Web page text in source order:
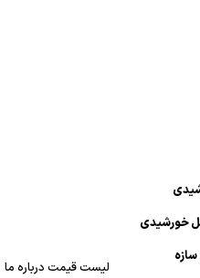
لیست قیمتدرباره ما